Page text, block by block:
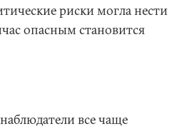
риски могла нести
опасным становится
все чаще